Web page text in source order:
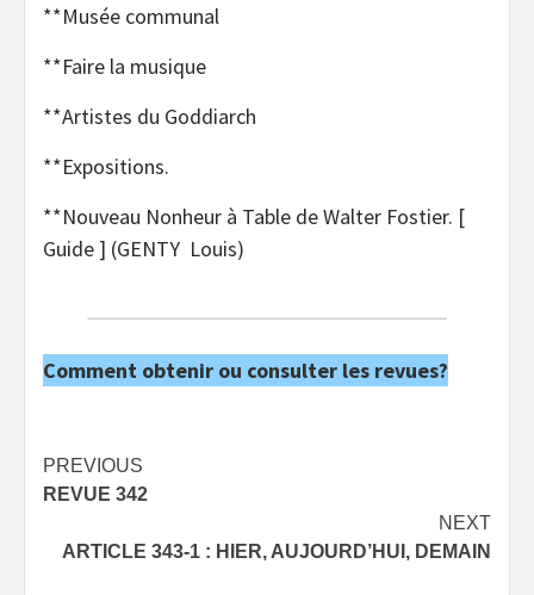
**Musée communal
**Faire la musique
**Artistes du Goddiarch
**Expositions.
**Nouveau Nonheur à Table de Walter Fostier. [
Guide ] (GENTY Louis)
Comment obtenir ou consulter les revues?
Post
navigation
PREVIOUS
REVUE 342
NEXT
ARTICLE 343-1 : HIER, AUJOURD’HUI, DEMAIN